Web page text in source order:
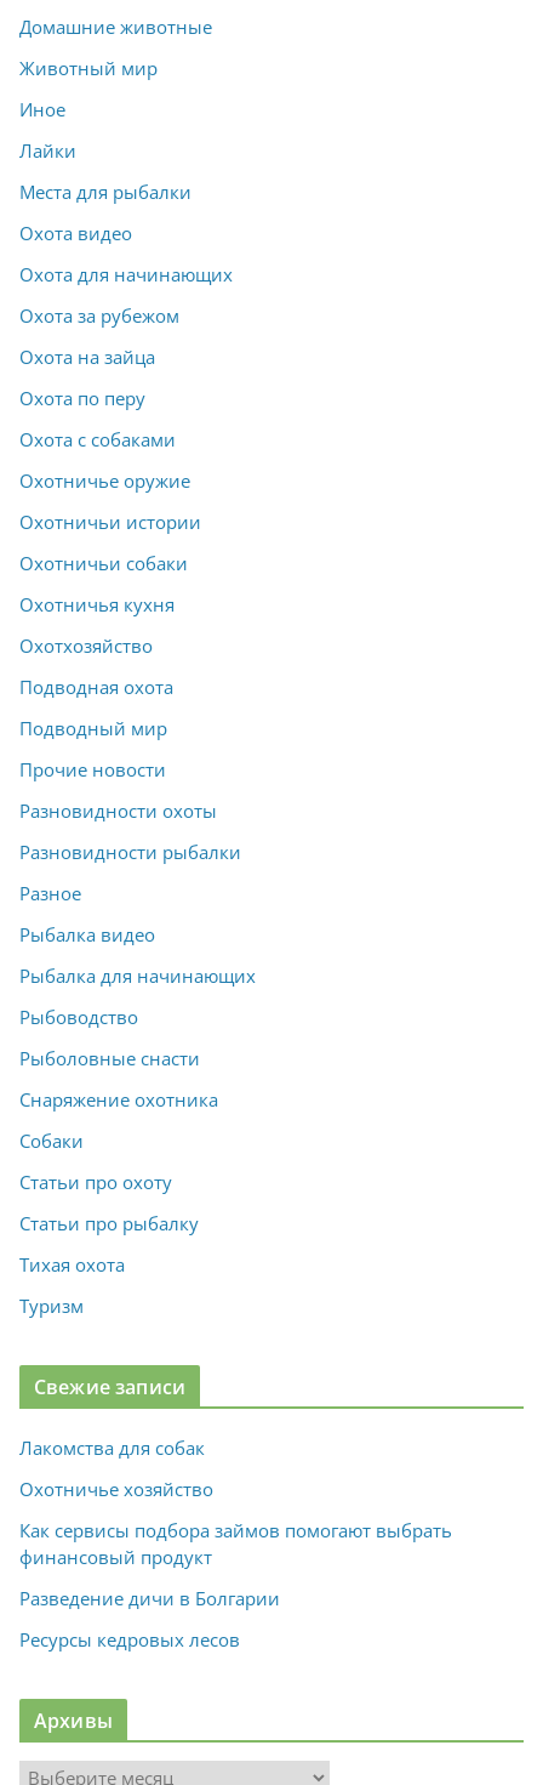
Домашние животные
Животный мир
Иное
Лайки
Места для рыбалки
Охота видео
Охота для начинающих
Охота за рубежом
Охота на зайца
Охота по перу
Охота с собаками
Охотничье оружие
Охотничьи истории
Охотничьи собаки
Охотничья кухня
Охотхозяйство
Подводная охота
Подводный мир
Прочие новости
Разновидности охоты
Разновидности рыбалки
Разное
Рыбалка видео
Рыбалка для начинающих
Рыбоводство
Рыболовные снасти
Снаряжение охотника
Собаки
Статьи про охоту
Статьи про рыбалку
Тихая охота
Туризм
Свежие записи
Лакомства для собак
Охотничье хозяйство
Как сервисы подбора займов помогают выбрать
финансовый продукт
Разведение дичи в Болгарии
Ресурсы кедровых лесов
Архивы